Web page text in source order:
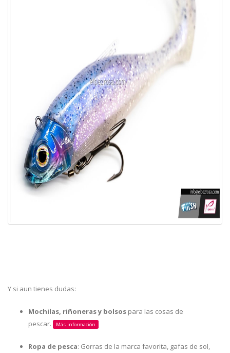
Y si aun tienes dudas:
Mochilas, riñoneras y bolsos para las cosas de
pescar.
Más información
Ropa de pesca: Gorras de la marca favorita, gafas de sol,